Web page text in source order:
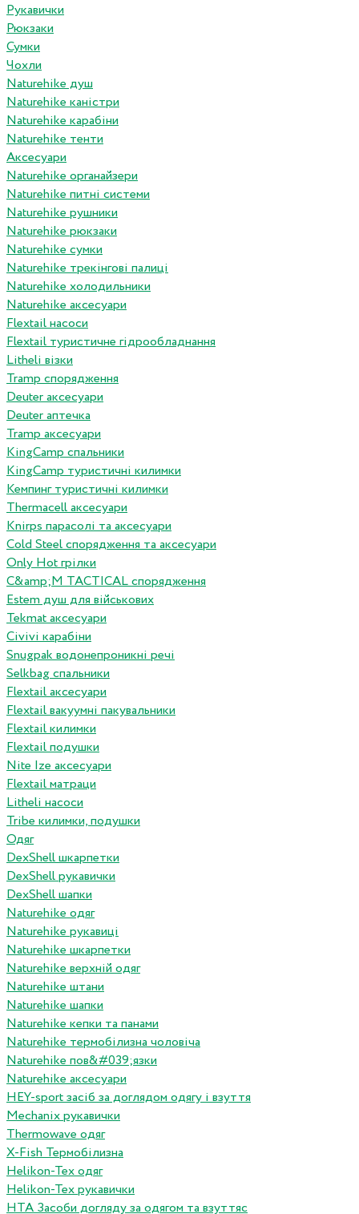
Рукавички
Рюкзаки
Сумки
Чохли
Naturehike душ
Naturehike каністри
Naturehike карабіни
Naturehike тенти
Аксесуари
Naturehike органайзери
Naturehike питні системи
Naturehike рушники
Naturehike рюкзаки
Naturehike сумки
Naturehike трекінгові палиці
Naturehike холодильники
Naturehike аксесуари
Flextail насоси
Flextail туристичне гідрообладнання
Litheli візки
Tramp спорядження
Deuter аксесуари
Deuter аптечка
Tramp аксесуари
KingCamp спальники
KingCamp туристичні килимки
Кемпинг туристичні килимки
Thermacell аксесуари
Knirps парасолі та аксесуари
Cold Steel спорядження та аксесуари
Only Hot грілки
C&amp;M TACTICAL спорядження
Estem душ для військових
Tekmat аксесуари
Сivivi карабіни
Snugpak водонепроникні речі
Selkbag спальники
Flextail аксесуари
Flextail вакуумні пакувальники
Flextail килимки
Flextail подушки
Nite Ize аксесуари
Flextail матраци
Litheli насоси
Tribe килимки, подушки
Одяг
DexShell шкарпетки
DexShell рукавички
DexShell шапки
Naturehike одяг
Naturehike рукавиці
Naturehike шкарпетки
Naturehike верхній одяг
Naturehike штани
Naturehike шапки
Naturehike кепки та панами
Naturehike термобілизна чоловіча
Naturehike пов&#039;язки
Naturehike аксесуари
HEY-sport засіб за доглядом одягу і взуття
Mechanix рукавички
Thermowave одяг
X-Fish Термобілизна
Helikon-Tex одяг
Helikon-Tex рукавички
HTA Засоби догляду за одягом та взуттяс